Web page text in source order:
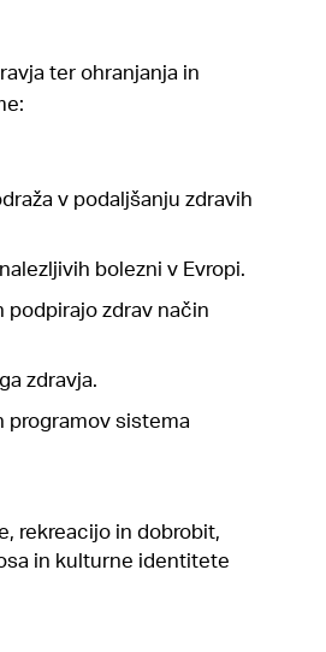
ter ohranjanja in
v podaljšanju zdravih
bolezni v Evropi.
zdrav način
zdravja.
sistema
rekreacijo in dobrobit,
in kulturne identitete